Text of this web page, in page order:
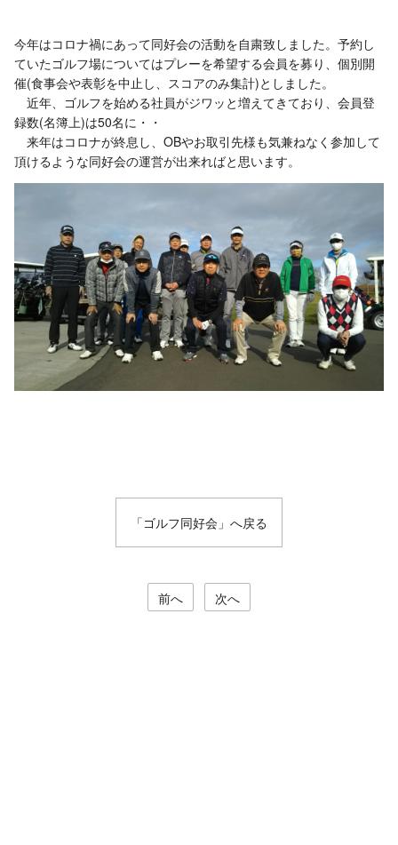
今年はコロナ禍にあって同好会の活動を自粛致しました。予約し
ていたゴルフ場についてはプレーを希望する会員を募り、個別開
催(食事会や表彰を中止し、スコアのみ集計)としました。
近年、ゴルフを始める社員がジワッと増えてきており、会員登
録数(名簿上)は50名に・・
来年はコロナが終息し、OBやお取引先様も気兼ねなく参加して
頂けるような同好会の運営が出来ればと思います。
「ゴルフ同好会」へ戻る
前へ 次へ